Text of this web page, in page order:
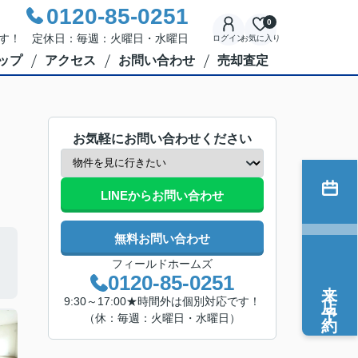
0120-85-0251
！ 定休日：毎週：火曜日・水曜日 ログインお気に入り
0
プ アクセス お問い合わせ 売却査定
お気軽にお問い合わせください
LINEからお問い合わせ
無料お問い合わせ
フィールドホームズ
0120-85-0251
9:30～17:00★時間外は個別対応です！
（休：毎週：火曜日・水曜日）
来店予約